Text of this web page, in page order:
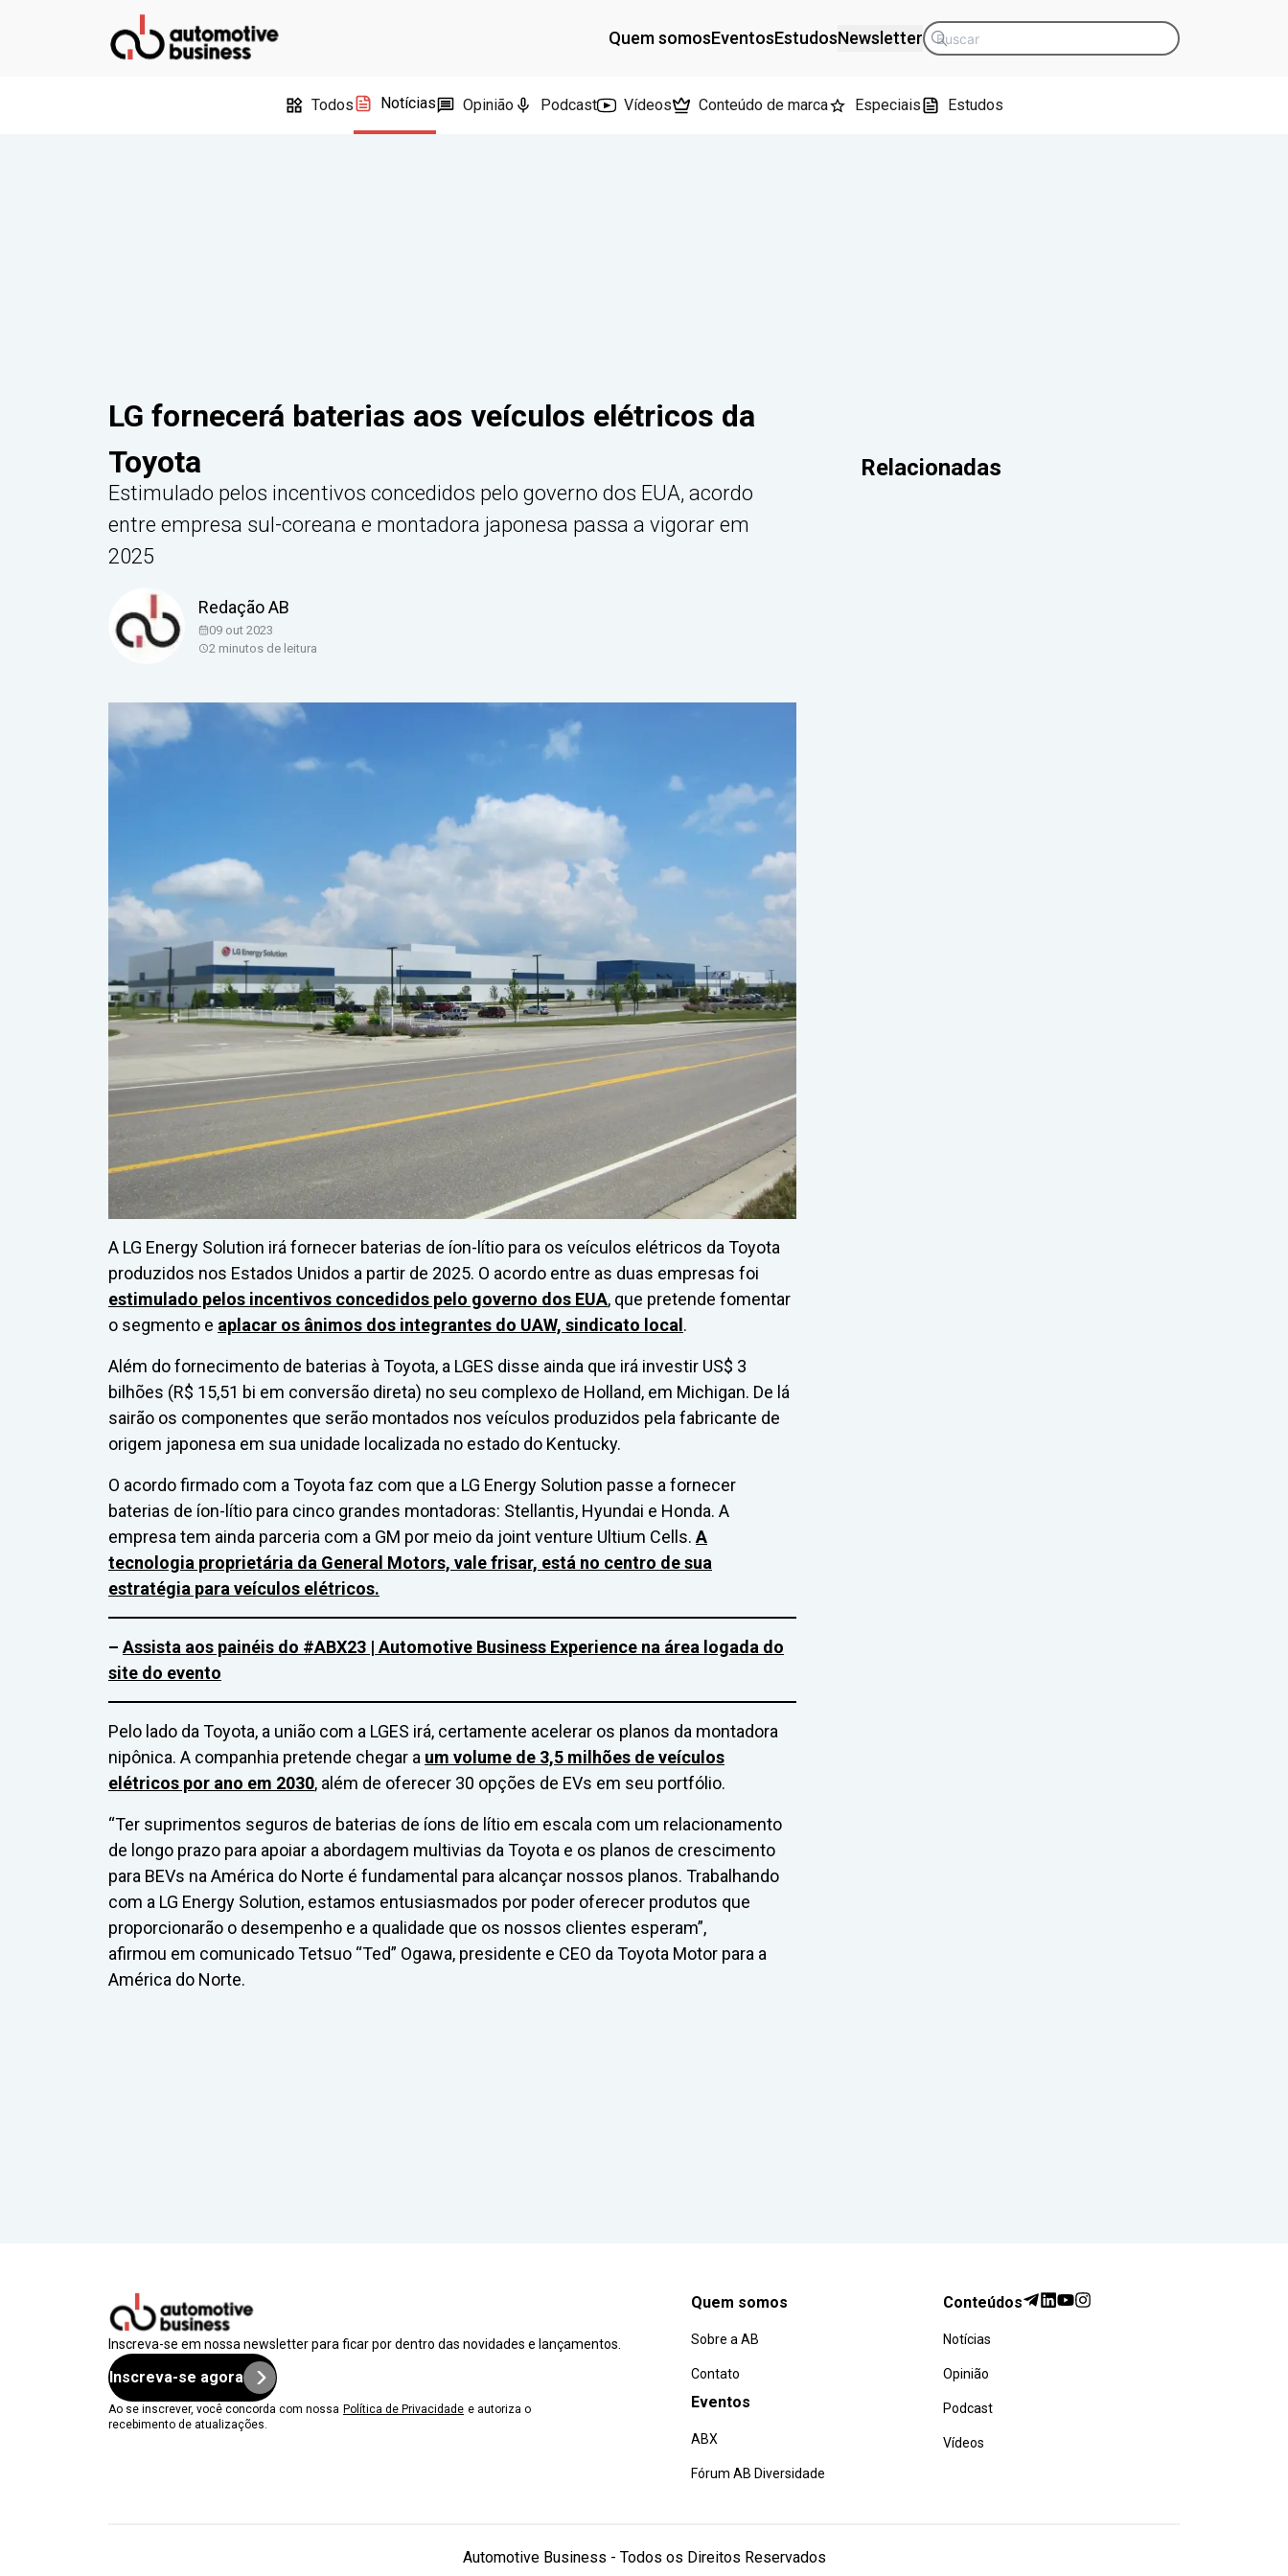
Quem somosEventosEstudosNewsletter
Todos Notícias Opinião Podcast Vídeos Conteúdo de marca Especiais Estudos
LG fornecerá baterias aos veículos elétricos da
Toyota
Estimulado pelos incentivos concedidos pelo governo dos EUA, acordo
entre empresa sul-coreana e montadora japonesa passa a vigorar em
2025
Redação AB
09 out 2023
2 minutos de leitura
A LG Energy Solution irá fornecer baterias de íon-lítio para os veículos elétricos da Toyota
produzidos nos Estados Unidos a partir de 2025. O acordo entre as duas empresas foi
estimulado pelos incentivos concedidos pelo governo dos EUA, que pretende fomentar
o segmento e aplacar os ânimos dos integrantes do UAW, sindicato local.
Além do fornecimento de baterias à Toyota, a LGES disse ainda que irá investir US$ 3
bilhões (R$ 15,51 bi em conversão direta) no seu complexo de Holland, em Michigan. De lá
sairão os componentes que serão montados nos veículos produzidos pela fabricante de
origem japonesa em sua unidade localizada no estado do Kentucky.
O acordo firmado com a Toyota faz com que a LG Energy Solution passe a fornecer
baterias de íon-lítio para cinco grandes montadoras: Stellantis, Hyundai e Honda. A
empresa tem ainda parceria com a GM por meio da joint venture Ultium Cells. A
tecnologia proprietária da General Motors, vale frisar, está no centro de sua
estratégia para veículos elétricos.
– Assista aos painéis do #ABX23 | Automotive Business Experience na área logada do
site do evento
Pelo lado da Toyota, a união com a LGES irá, certamente acelerar os planos da montadora
nipônica. A companhia pretende chegar a um volume de 3,5 milhões de veículos
elétricos por ano em 2030, além de oferecer 30 opções de EVs em seu portfólio.
“Ter suprimentos seguros de baterias de íons de lítio em escala com um relacionamento
de longo prazo para apoiar a abordagem multivias da Toyota e os planos de crescimento
para BEVs na América do Norte é fundamental para alcançar nossos planos. Trabalhando
com a LG Energy Solution, estamos entusiasmados por poder oferecer produtos que
proporcionarão o desempenho e a qualidade que os nossos clientes esperam”,
afirmou em comunicado Tetsuo “Ted” Ogawa, presidente e CEO da Toyota Motor para a
América do Norte.
Relacionadas
Inscreva-se em nossa newsletter para ficar por dentro das novidades e lançamentos.
Inscreva-se agora
Ao se inscrever, você concorda com nossa Política de Privacidade e autoriza o
recebimento de atualizações.
Quem somos
Sobre a AB
Contato
Eventos
ABX
Fórum AB Diversidade
Conteúdos
Notícias
Opinião
Podcast
Vídeos
Automotive Business - Todos os Direitos Reservados